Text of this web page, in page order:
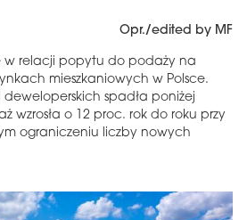
Opr./edited by MF
w relacji popytu do podaży na
mieszkaniowych w Polsce.
spadła poniżej
wzrosła o 12 proc. rok do roku przy
ograniczeniu liczby nowych